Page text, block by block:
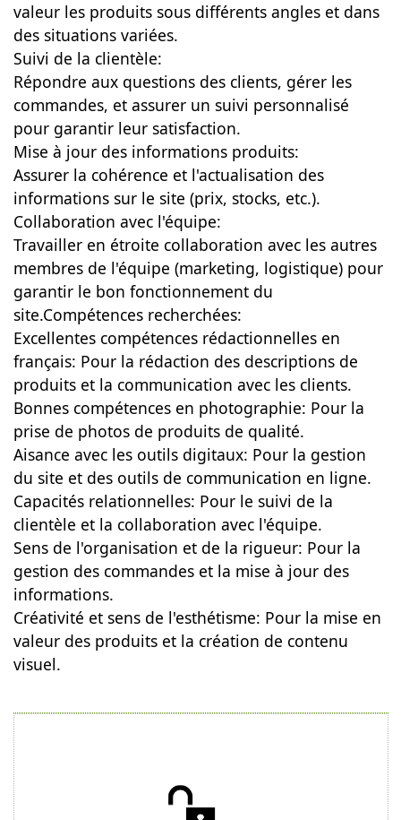
valeur les produits sous différents angles et dans
des situations variées.
Suivi de la clientèle:
Répondre aux questions des clients, gérer les
commandes, et assurer un suivi personnalisé
pour garantir leur satisfaction.
Mise à jour des informations produits:
Assurer la cohérence et l'actualisation des
informations sur le site (prix, stocks, etc.).
Collaboration avec l'équipe:
Travailler en étroite collaboration avec les autres
membres de l'équipe (marketing, logistique) pour
garantir le bon fonctionnement du
site.Compétences recherchées:
Excellentes compétences rédactionnelles en
français: Pour la rédaction des descriptions de
produits et la communication avec les clients.
Bonnes compétences en photographie: Pour la
prise de photos de produits de qualité.
Aisance avec les outils digitaux: Pour la gestion
du site et des outils de communication en ligne.
Capacités relationnelles: Pour le suivi de la
clientèle et la collaboration avec l'équipe.
Sens de l'organisation et de la rigueur: Pour la
gestion des commandes et la mise à jour des
informations.
Créativité et sens de l'esthétisme: Pour la mise en
valeur des produits et la création de contenu
visuel.